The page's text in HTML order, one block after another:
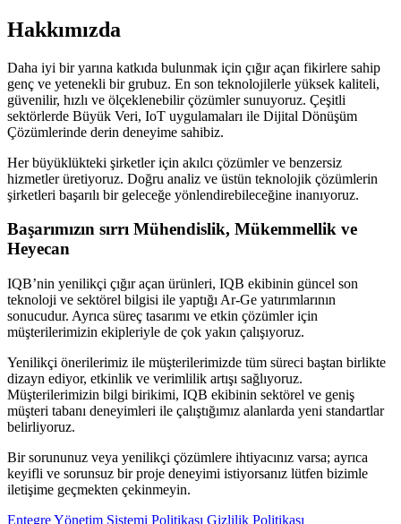
Hakkımızda
Daha iyi bir yarına katkıda bulunmak için çığır açan fikirlere sahip
genç ve yetenekli bir grubuz. En son teknolojilerle yüksek kaliteli,
güvenilir, hızlı ve ölçeklenebilir çözümler sunuyoruz. Çeşitli
sektörlerde Büyük Veri, IoT uygulamaları ile Dijital Dönüşüm
Çözümlerinde derin deneyime sahibiz.
Her büyüklükteki şirketler için akılcı çözümler ve benzersiz
hizmetler üretiyoruz. Doğru analiz ve üstün teknolojik çözümlerin
şirketleri başarılı bir geleceğe yönlendirebileceğine inanıyoruz.
Başarımızın sırrı Mühendislik, Mükemmellik ve
Heyecan
IQB’nin yenilikçi çığır açan ürünleri, IQB ekibinin güncel son
teknoloji ve sektörel bilgisi ile yaptığı Ar-Ge yatırımlarının
sonucudur. Ayrıca süreç tasarımı ve etkin çözümler için
müşterilerimizin ekipleriyle de çok yakın çalışıyoruz.
Yenilikçi önerilerimiz ile müşterilerimizde tüm süreci baştan birlikte
dizayn ediyor, etkinlik ve verimlilik artışı sağlıyoruz.
Müşterilerimizin bilgi birikimi, IQB ekibinin sektörel ve geniş
müşteri tabanı deneyimleri ile çalıştığımız alanlarda yeni standartlar
belirliyoruz.
Bir sorununuz veya yenilikçi çözümlere ihtiyacınız varsa; ayrıca
keyifli ve sorunsuz bir proje deneyimi istiyorsanız lütfen bizimle
iletişime geçmekten çekinmeyin.
Entegre Yönetim Sistemi Politikası Gizlilik Politikası